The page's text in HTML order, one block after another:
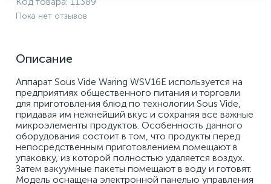
Пока нет отзывов
Описание
Аппарат Sous Vide Waring WSV16E используется на
предприятиях общественного питания и торговли
для приготовления блюд по технологии Sous Vide,
придавая им нежнейший вкус и сохраняя все важные
микроэлементы продуктов. Особенность данного
оборудования состоит в том, что продукты перед
непосредственным приготовлением помещают в
упаковку, из которой полностью удаляется воздух.
Затем вакуумные пакеты помещают в воду и готовят.
Модель оснащена электронной панелью управления